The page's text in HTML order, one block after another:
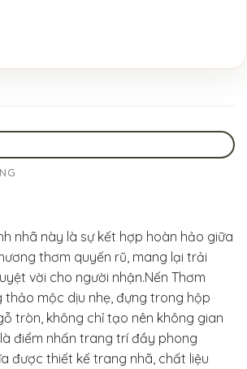
nhã này là sự kết hợp hoàn hảo giữa
thơm quyến rũ, mang lại trải
vời cho người nhận.Nến Thơm
thảo mộc dịu nhẹ, đựng trong hộp
tròn, không chỉ tạo nên không gian
điểm nhấn trang trí đầy phong
được thiết kế trang nhã, chất liệu